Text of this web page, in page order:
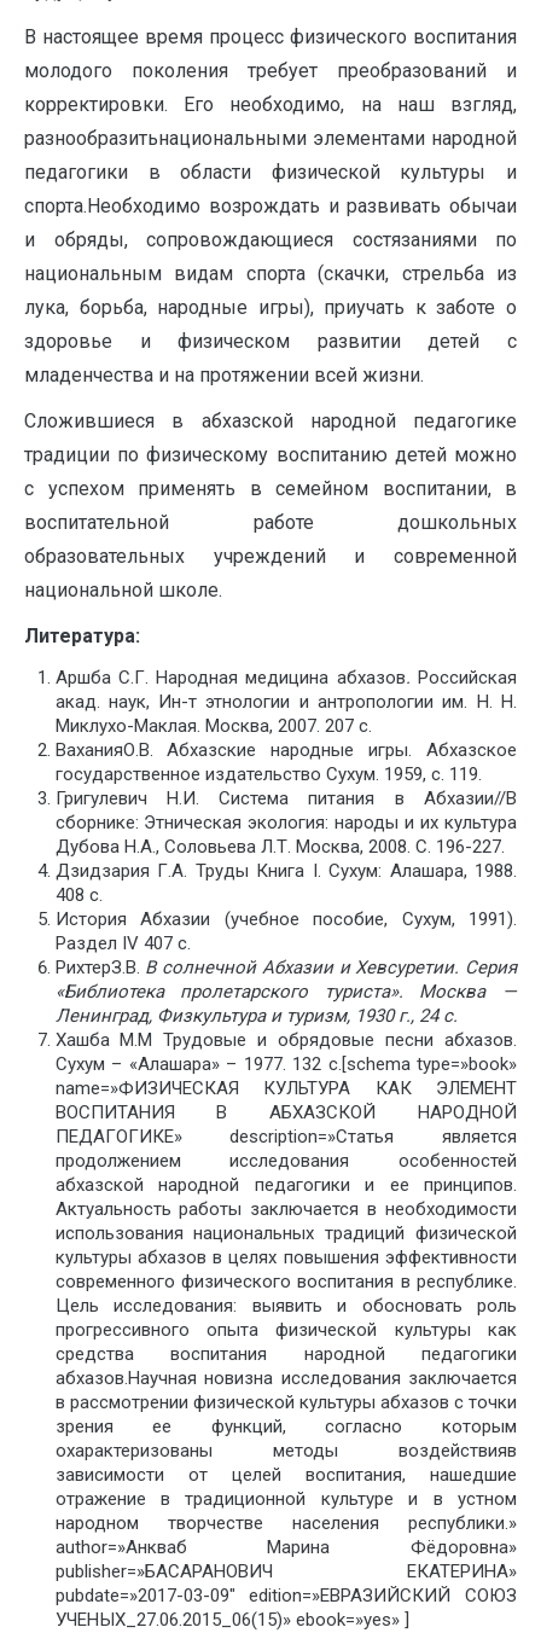
В настоящее время процесс физического воспитания
молодого поколения требует преобразований и
корректировки. Его необходимо, на наш взгляд,
разнообразитьнациональными элементами народной
педагогики в области физической культуры и
спорта.Необходимо возрождать и развивать обычаи
и обряды, сопровождающиеся состязаниями по
национальным видам спорта (скачки, стрельба из
лука, борьба, народные игры), приучать к заботе о
здоровье и физическом развитии детей с
младенчества и на протяжении всей жизни.
Сложившиеся в абхазской народной педагогике
традиции по физическому воспитанию детей можно
с успехом применять в семейном воспитании, в
воспитательной работе дошкольных
образовательных учреждений и современной
национальной школе.
Литература:
Аршба С.Г. Народная медицина абхазов. Российская
акад. наук, Ин-т этнологии и антропологии им. Н. Н.
Миклухо-Маклая. Москва, 2007. 207 c.
ВаханияО.В. Абхазские народные игры. Абхазское
государственное издательство Сухум. 1959, с. 119.
Григулевич Н.И. Система питания в Абхазии//В
сборнике: Этническая экология: народы и их культура
Дубова Н.А., Соловьева Л.Т. Москва, 2008. С. 196-227.
Дзидзария Г.А. Труды Книга I. Сухум: Алашара, 1988.
408 с.
История Абхазии (учебное пособие, Сухум, 1991).
Раздел IV 407 c.
РихтерЗ.В. В солнечной Абхазии и Хевсуретии. Серия
«Библиотека пролетарского туриста». Москва —
Ленинград, Физкультура и туризм, 1930 г., 24 с.
Хашба М.М Трудовые и обрядовые песни абхазов.
Сухум – «Алашара» – 1977. 132 с.[schema type=»book»
name=»ФИЗИЧЕСКАЯ КУЛЬТУРА КАК ЭЛЕМЕНТ
ВОСПИТАНИЯ В АБХАЗСКОЙ НАРОДНОЙ
ПЕДАГОГИКЕ» description=»Статья является
продолжением исследования особенностей
абхазской народной педагогики и ее принципов.
Актуальность работы заключается в необходимости
использования национальных традиций физической
культуры абхазов в целях повышения эффективности
современного физического воспитания в республике.
Цель исследования: выявить и обосновать роль
прогрессивного опыта физической культуры как
средства воспитания народной педагогики
абхазов.Научная новизна исследования заключается
в рассмотрении физической культуры абхазов с точки
зрения ее функций, согласно которым
охарактеризованы методы воздействияв
зависимости от целей воспитания, нашедшие
отражение в традиционной культуре и в устном
народном творчестве населения республики.»
author=»Анкваб Марина Фёдоровна»
publisher=»БАСАРАНОВИЧ ЕКАТЕРИНА»
pubdate=»2017-03-09″ edition=»ЕВРАЗИЙСКИЙ СОЮЗ
УЧЕНЫХ_27.06.2015_06(15)» ebook=»yes» ]